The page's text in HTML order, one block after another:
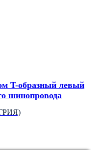
T-образный левый
шинопровода